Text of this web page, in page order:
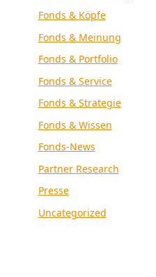
Fonds & Köpfe
Fonds & Meinung
Fonds & Portfolio
Fonds & Service
Fonds & Strategie
Fonds & Wissen
Fonds-News
Partner Research
Presse
Uncategorized